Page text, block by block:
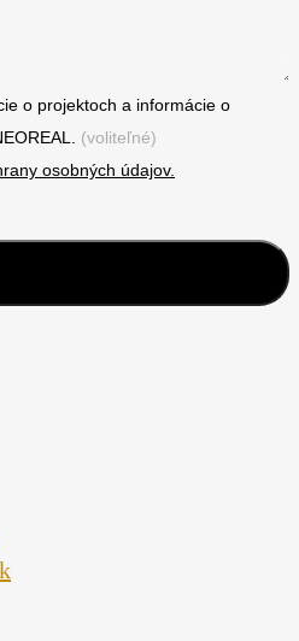
o projektoch a informácie o
(voliteľné)
osobných údajov.